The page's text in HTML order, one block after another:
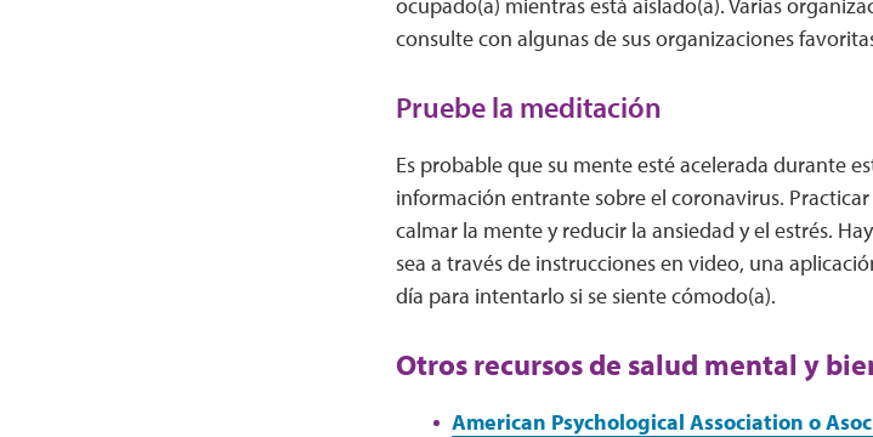
consulte con algunas de sus organizaciones
Pruebe la meditación
Es probable que su mente esté acelerada durante
información entrante sobre el coronavirus.
calmar la mente y reducir la ansiedad y el estrés.
sea a través de instrucciones en video, una
día para intentarlo si se siente cómodo(a).
Otros recursos de salud mental y
American Psychological Association o